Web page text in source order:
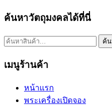
ค้นหาวัตถุมงคลได้ที่นี่
ค้นหา: ค้
เมนูร้านค้า
หน้าแรก
พระเครื่องเปิดจอง